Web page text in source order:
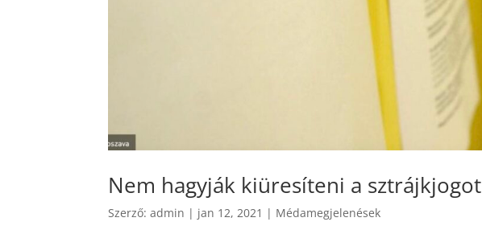
Nem hagyják kiüresíteni a sztrájkjogot
Szerző:admin | jan 12, 2021 | Médamegjelenések